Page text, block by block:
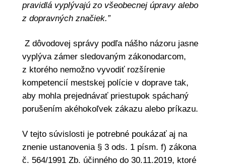
pravidlá vyplývajú zo všeobecnej úpravy alebo
z dopravných značiek.”
Z dôvodovej správy podľa nášho názoru jasne
vyplýva zámer sledovaným zákonodarcom,
z ktorého nemožno vyvodiť rozšírenie
kompetencií mestskej polície v doprave tak,
aby mohla prejednávať priestupok spáchaný
porušením akéhokoľvek zákazu alebo príkazu.
V tejto súvislosti je potrebné poukázať aj na
znenie ustanovenia § 3 ods. 1 písm. f) zákona
č. 564/1991 Zb. účinného do 30.11.2019, ktoré